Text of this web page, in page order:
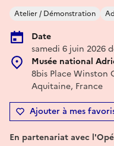
Atelier / Démonstration
Date
samedi 6 juin 2026
Musée national
8bis Place Winston
Aquitaine, France
Ajouter à mes
En partenariat avec